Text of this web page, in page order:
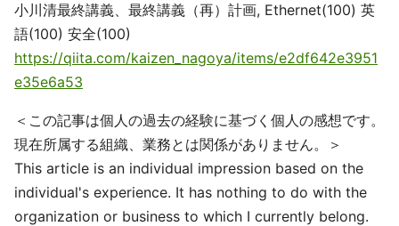
小川清最終講義、最終講義（再）計画, Ethernet(100) 英
語(100) 安全(100)
https://qiita.com/kaizen_nagoya/items/e2df642e3951
e35e6a53
＜この記事は個人の過去の経験に基づく個人の感想です。
現在所属する組織、業務とは関係がありません。＞
This article is an individual impression based on the
individual's experience. It has nothing to do with the
organization or business to which I currently belong.